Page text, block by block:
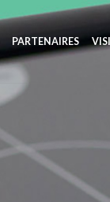
PARTENAIRES